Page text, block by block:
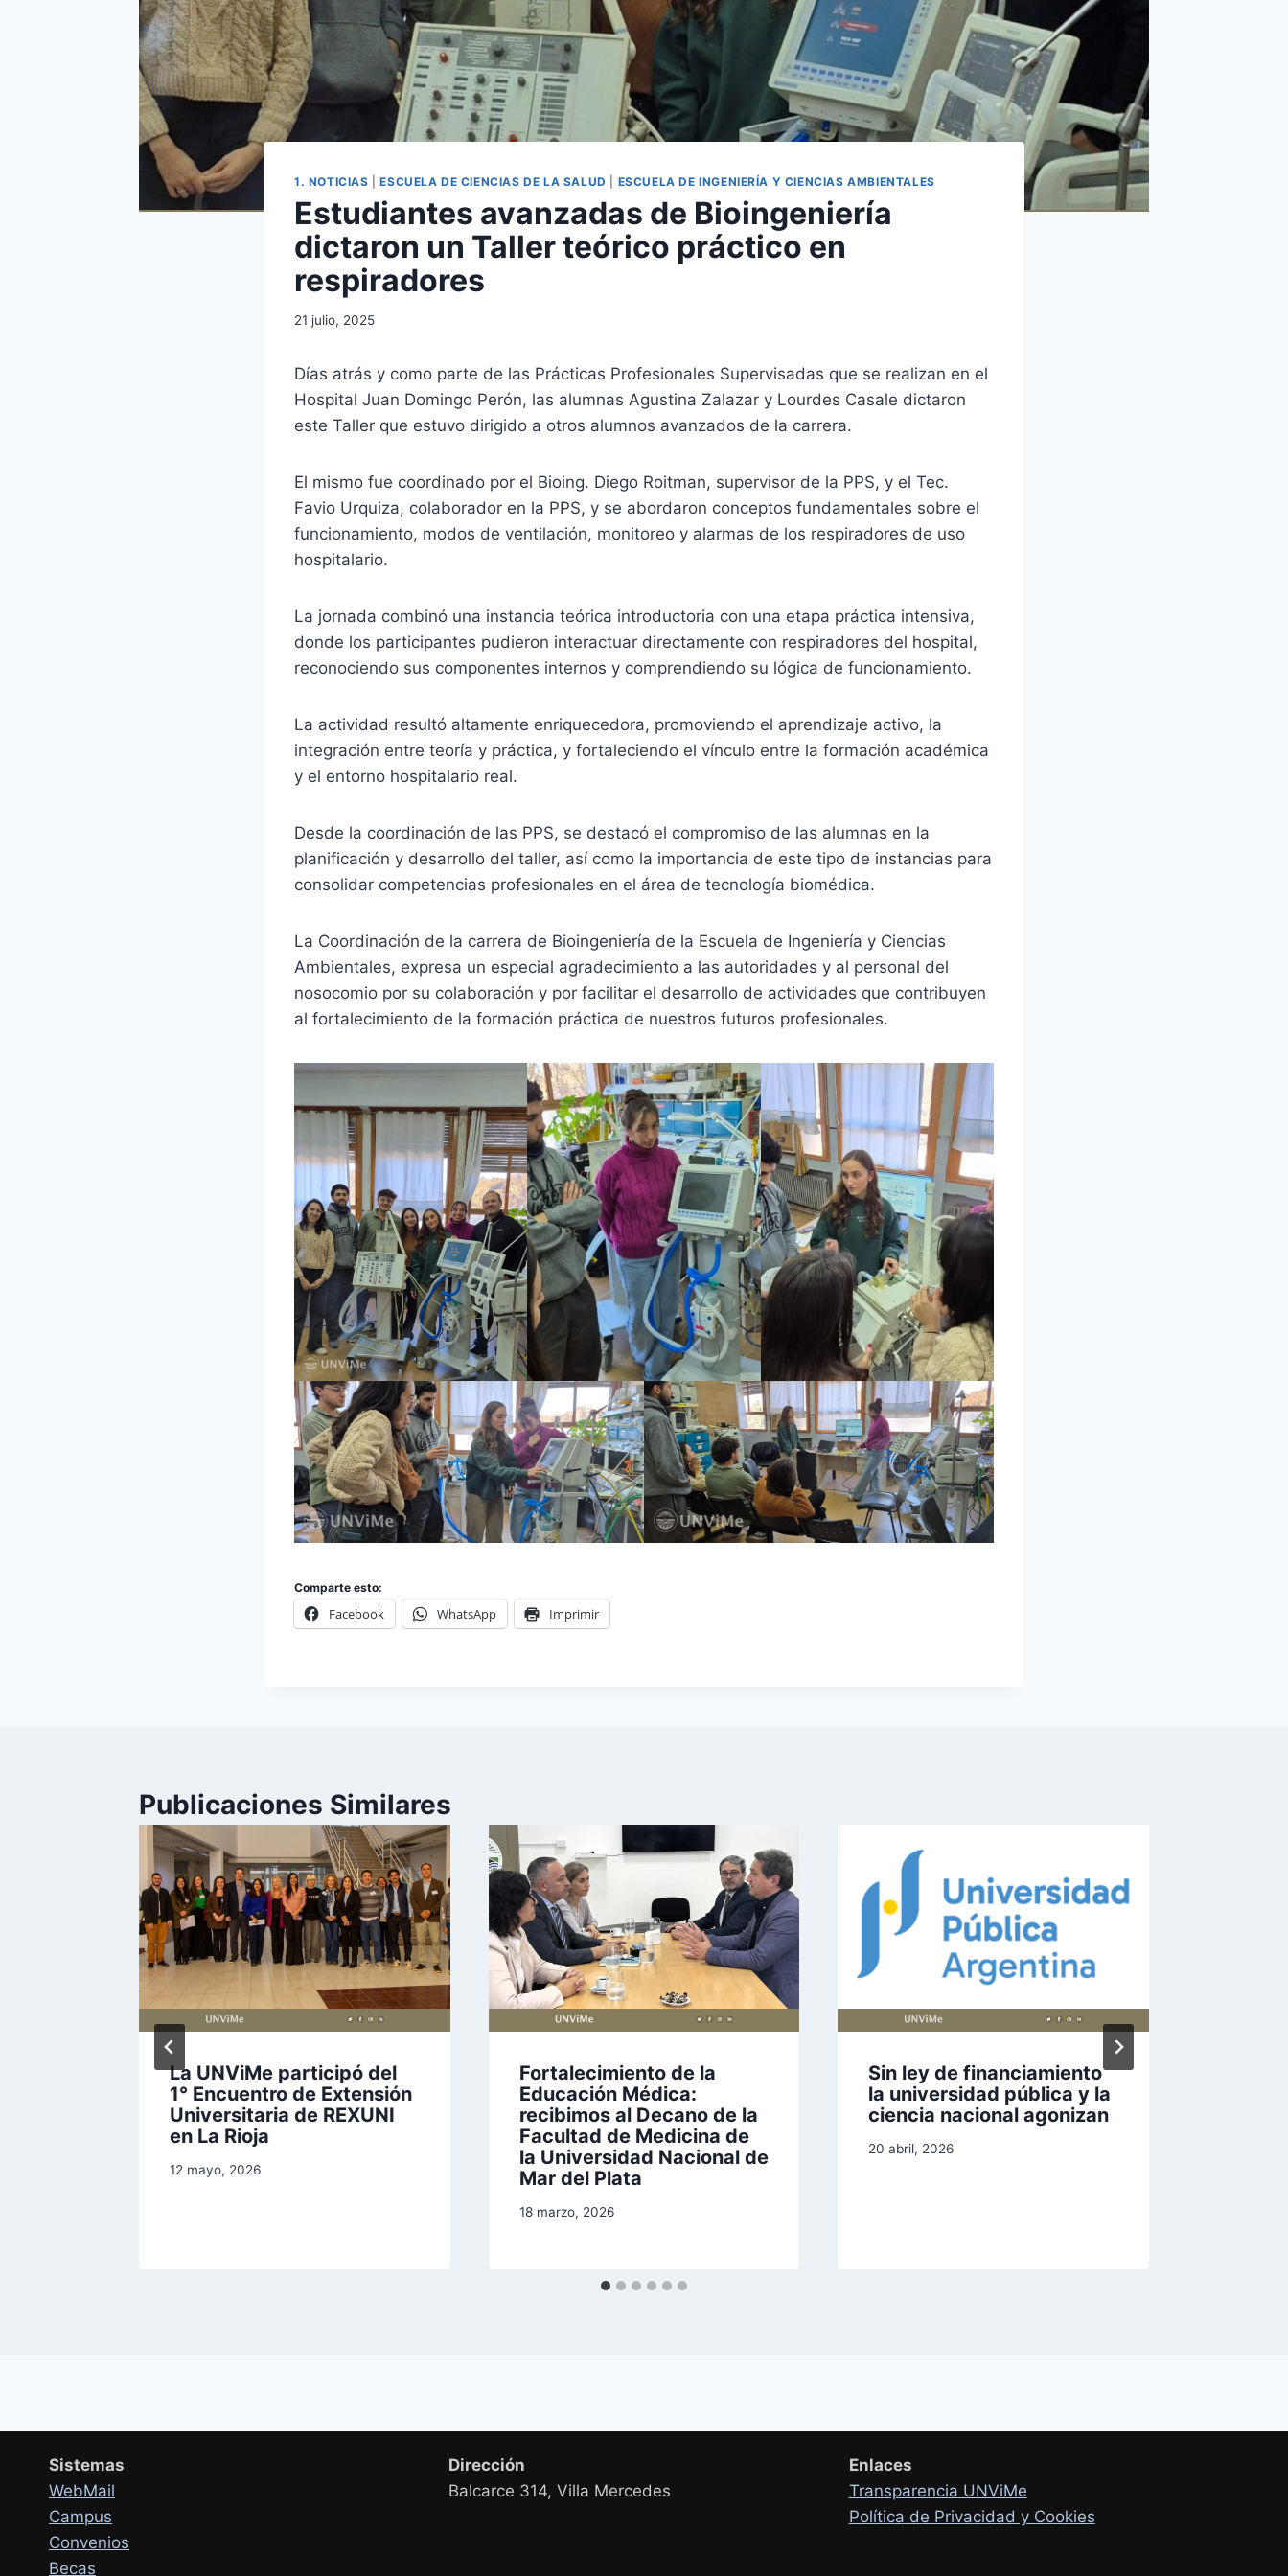
1. NOTICIAS |ESCUELA DE CIENCIAS DE LA SALUD ESCUELA DE INGENIERÍA Y CIENCIAS AMBIENTALES
Estudiantes avanzadas de Bioingeniería
dictaron un Taller teórico práctico en
respiradores
21 julio, 2025
Días atrás y como parte de las Prácticas Profesionales Supervisadas que se realizan en el
Hospital Juan Domingo Perón, las alumnas Agustina Zalazar y Lourdes Casale dictaron
este Taller que estuvo dirigido a otros alumnos avanzados de la carrera.
El mismo fue coordinado por el Bioing. Diego Roitman, supervisor de la PPS, y el Tec.
Favio Urquiza, colaborador en la PPS, y se abordaron conceptos fundamentales sobre el
funcionamiento, modos de ventilación, monitoreo y alarmas de los respiradores de uso
hospitalario.
La jornada combinó una instancia teórica introductoria con una etapa práctica intensiva,
donde los participantes pudieron interactuar directamente con respiradores del hospital,
reconociendo sus componentes internos y comprendiendo su lógica de funcionamiento.
La actividad resultó altamente enriquecedora, promoviendo el aprendizaje activo, la
integración entre teoría y práctica, y fortaleciendo el vínculo entre la formación académica
y el entorno hospitalario real.
Desde la coordinación de las PPS, se destacó el compromiso de las alumnas en la
planificación y desarrollo del taller, así como la importancia de este tipo de instancias para
consolidar competencias profesionales en el área de tecnología biomédica.
La Coordinación de la carrera de Bioingeniería de la Escuela de Ingeniería y Ciencias
Ambientales, expresa un especial agradecimiento a las autoridades y al personal del
nosocomio por su colaboración y por facilitar el desarrollo de actividades que contribuyen
al fortalecimiento de la formación práctica de nuestros futuros profesionales.
Comparte esto:
Facebook WhatsApp Imprimir
Publicaciones Similares
La UNViMe participó del
1° Encuentro de Extensión
Universitaria de REXUNI
en La Rioja
12 mayo, 2026
Fortalecimiento de la
Educación Médica:
recibimos al Decano de la
Facultad de Medicina de
la Universidad Nacional de
Mar del Plata
18 marzo, 2026
Sin ley de financiamiento
la universidad pública y la
ciencia nacional agonizan
20 abril, 2026
Sistemas
WebMail
Campus
Convenios
Becas
Dirección
Balcarce 314, Villa Mercedes
Enlaces
Transparencia UNViMe
Política de Privacidad y Cookies